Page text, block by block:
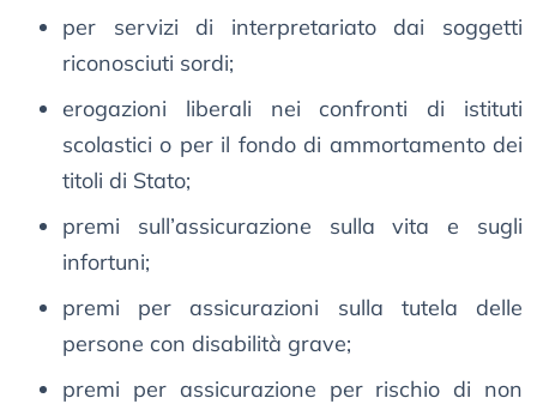
per servizi di interpretariato dai soggetti
riconosciuti sordi;
erogazioni liberali nei confronti di istituti
scolastici o per il fondo di ammortamento dei
titoli di Stato;
premi sull’assicurazione sulla vita e sugli
infortuni;
premi per assicurazioni sulla tutela delle
persone con disabilità grave;
premi per assicurazione per rischio di non